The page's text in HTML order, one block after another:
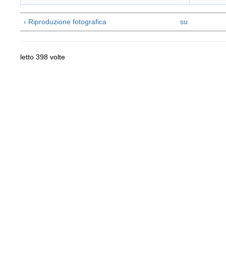
‹ Riproduzione fotografica su
letto 398 volte